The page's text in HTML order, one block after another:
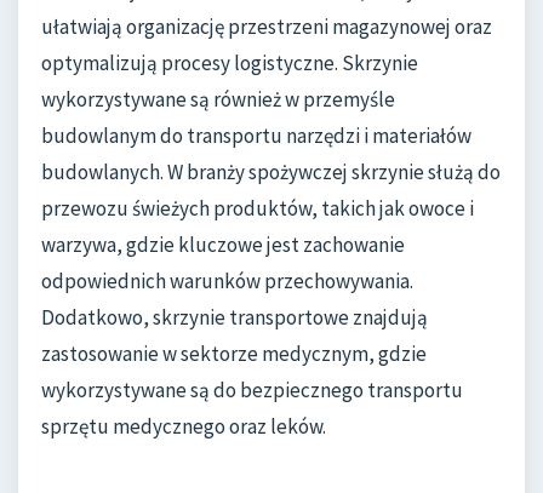
ułatwiają organizację przestrzeni magazynowej oraz
optymalizują procesy logistyczne. Skrzynie
wykorzystywane są również w przemyśle
budowlanym do transportu narzędzi i materiałów
budowlanych. W branży spożywczej skrzynie służą do
przewozu świeżych produktów, takich jak owoce i
warzywa, gdzie kluczowe jest zachowanie
odpowiednich warunków przechowywania.
Dodatkowo, skrzynie transportowe znajdują
zastosowanie w sektorze medycznym, gdzie
wykorzystywane są do bezpiecznego transportu
sprzętu medycznego oraz leków.